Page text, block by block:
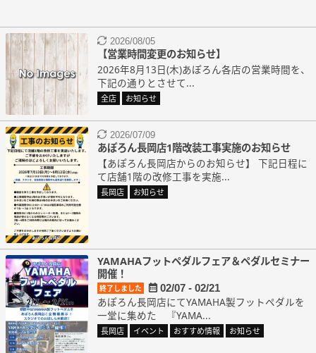
2026/08/05
【営業時間変更のお知らせ】
2026年8月13日(木)あぽろん各店の営業時間を、
下記の通りとさせて...
全店 お知らせ
2026/07/09
あぽろん長岡店1階改装工事実施のお知らせ
【あぽろん長岡店からのお知らせ】 下記日程に
て店舗1階の改修工事を実施...
長岡店 お知らせ
YAMAHAフットペダルフェア＆ペダルセミナー
開催！
終了しました 02/07 - 02/21
あぽろん長岡店にてYAMAHA製フットペダルを
一堂に集めた 『YAMA...
長岡店 イベント おすすめ情報 お知らせ